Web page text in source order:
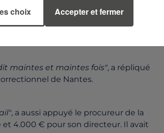
maintes et maintes fois", a répliqué
de Nantes.
, a aussi appuyé le procureur de la
4.000 € pour son directeur. Il avait
choix Accepter et fermer